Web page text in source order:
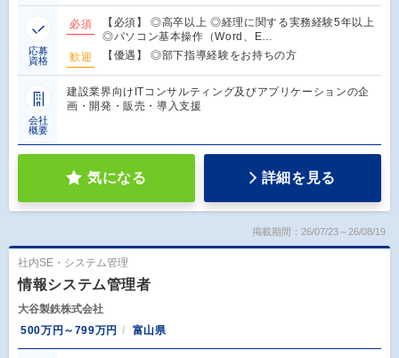
応募
資格
必須
【必須】 ◎高卒以上 ◎経理に関する実務経験5年以上
◎パソコン基本操作（Word、E…
歓迎
【優遇】 ◎部下指導経験をお持ちの方
会社
概要
建設業界向けITコンサルティング及びアプリケーションの企
画・開発・販売・導入支援
気になる 詳細を見る
掲載期間：26/07/23～26/08/19
社内SE・システム管理
情報システム管理者
大谷製鉄株式会社
500万円～799万円
富山県